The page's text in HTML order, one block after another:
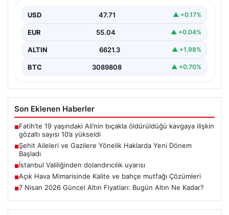
Komisyonu’nda önemli bir düzenleme kabul edildi. Bu…
USD 47.71 ▲ +0.17%
EUR 55.04 ▲ +0.04%
ALTIN 6621.3 ▲ +1.98%
BTC 3089808 ▲ +0.70%
Son Eklenen Haberler
■Fatih’te 19 yaşındaki Ali’nin bıçakla öldürüldüğü kavgaya ilişkin
gözaltı sayısı 10’a yükseldi
■Şehit Aileleri ve Gazilere Yönelik Haklarda Yeni Dönem
Başladı
■İstanbul Valiliğinden dolandırıcılık uyarısı
■Açık Hava Mimarisinde Kalite ve bahçe mutfağı Çözümleri
■7 Nisan 2026 Güncel Altın Fiyatları: Bugün Altın Ne Kadar?